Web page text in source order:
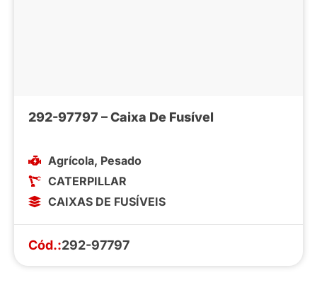
292-97797 – Caixa De Fusível
Agrícola, Pesado
CATERPILLAR
CAIXAS DE FUSÍVEIS
Cód.:292-97797